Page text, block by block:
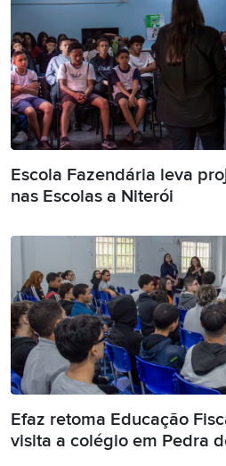
Escola Fazendária leva
nas Escolas a Niterói
Efaz retoma Educação
visita a colégio em Pedra